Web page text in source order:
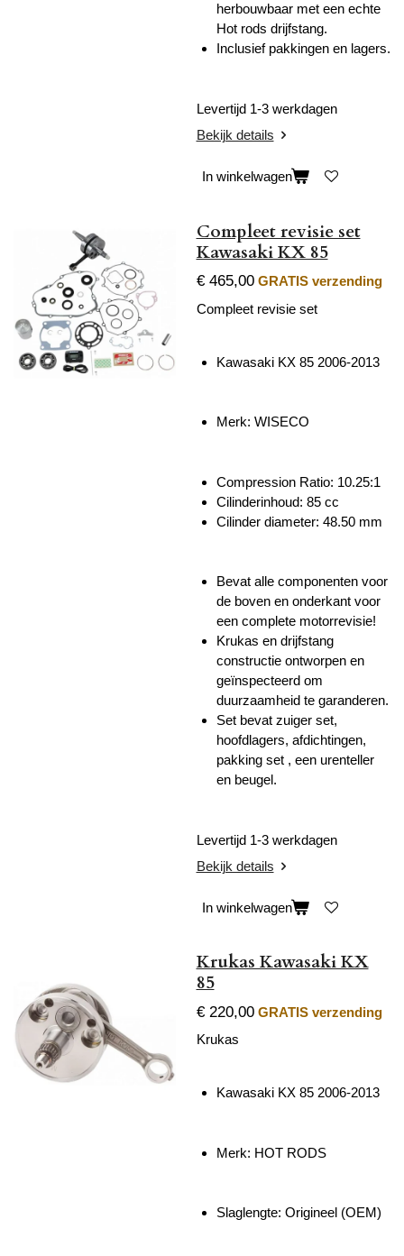
herbouwbaar met een echte
Hot rods drijfstang.
Inclusief pakkingen en lagers.
Levertijd 1-3 werkdagen
Bekijk details
In winkelwagen
Compleet revisie set
Kawasaki KX 85
€ 465,00 GRATIS verzending
Compleet revisie set
Kawasaki KX 85 2006-2013
Merk: WISECO
Compression Ratio: 10.25:1
Cilinderinhoud: 85 cc
Cilinder diameter: 48.50 mm
Bevat alle componenten voor
de boven en onderkant voor
een complete motorrevisie!
Krukas en drijfstang
constructie ontworpen en
geïnspecteerd om
duurzaamheid te garanderen.
Set bevat zuiger set,
hoofdlagers, afdichtingen,
pakking set , een urenteller
en beugel.
Levertijd 1-3 werkdagen
Bekijk details
In winkelwagen
Krukas Kawasaki KX
85
€ 220,00 GRATIS verzending
Krukas
Kawasaki KX 85 2006-2013
Merk: HOT RODS
Slaglengte: Origineel (OEM)